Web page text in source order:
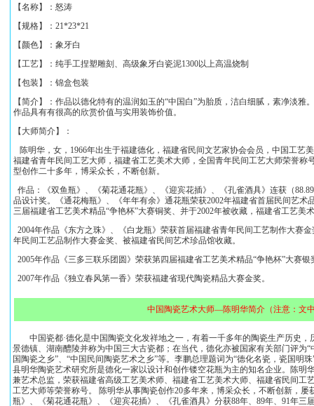
【名称】： 怒涛
【规格】： 21*23*21
【颜色】：象牙白
【工艺】：纯手工捏塑雕刻、高级象牙白瓷泥1300以上高温烧制
【包装】：锦盒包装
【简介】：作品以德化特有的温润如玉的“中国白”为胎质，洁白细腻，素净淡
作品具有有很高的欣赏价值与实用装饰价值。
【大师简介】：
陈明华，女，1966年出生于福建德化，福建省民间文艺家协会会员，中国工艺
福建省青年民间工艺大师，福建省工艺美术大师，全国青年民间工艺大师荣誉
型创作二十多年，博采众长，不断创新。
作品：《双鱼瓶》、《菊花通花瓶》、《迎宾花插》、《孔雀酒具》连获（
品设计奖。《通花梅瓶》、《年年有余》通花瓶荣获2002年福建省首届民间艺术
三届福建省工艺美术精品“争艳杯”大赛铜奖、并于2002年被收藏，福建省工艺美
2004年作品《东方之珠》、《白龙瓶》荣获首届福建省青年民间工艺制作大赛
年民间工艺品制作大赛金奖、被福建省民间艺术珍品馆收藏。
2005年作品《三多三联乐团圆》荣获第四届福建省工艺美术精品“争艳杯”大赛银
2007年作品《独立春风第一香》荣获福建省现代陶瓷精品大赛金奖。
中国陶瓷艺术大师—陈明华简介（注意：文
中国瓷都·德化是中国陶瓷文化发祥地之一，有着一千多年的陶瓷生产历史，
景德镇、湖南醴陵并称为中国三大古瓷都；在当代，德化亦被国家有关部门评为“
国陶瓷之乡”、“中国民间陶瓷艺术之乡”等。李鹏总理题词为“德化名瓷，瓷国
县明华陶瓷艺术研究所是德化一家以设计和创作镂空花瓶为主的知名企业。陈明
兼艺术总监，荣获福建省高级工艺美术师、福建省工艺美术大师、福建省民间工
工艺大师等荣誉称号。 陈明华从事陶瓷创作20多年来，博采众长，不断创新，屡
瓶》、《菊花通花瓶》、《迎宾花插》、《孔雀酒具》分获88年、89年、91年三